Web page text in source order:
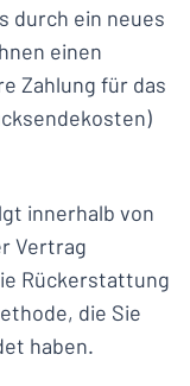
durch ein neues
einen
Zahlung für das
innerhalb von
Vertrag
Rückerstattung
die Sie
haben.